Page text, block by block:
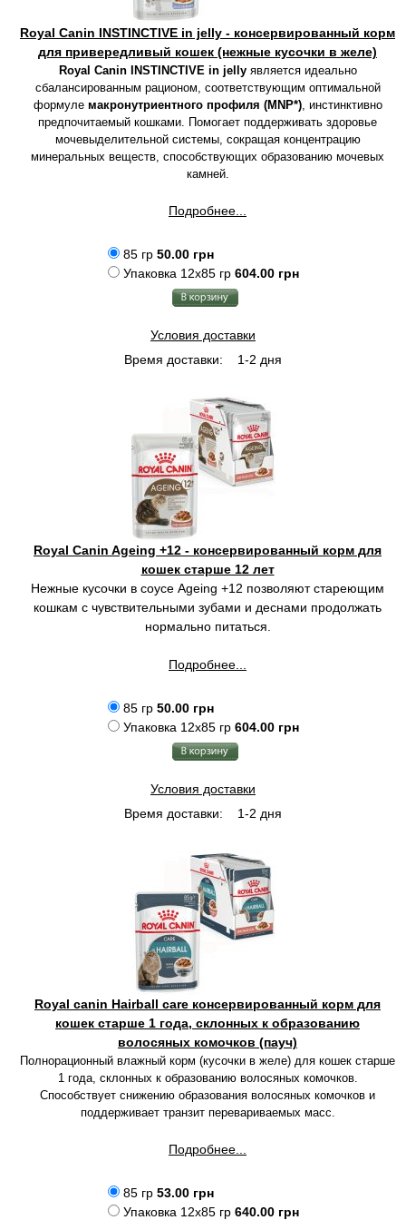
Royal Canin INSTINCTIVE in jelly - консервированный корм
для привередливый кошек (нежные кусочки в желе)
Royal Canin INSTINCTIVE in jellyявляется идеально
сбалансированным рационом, соответствующим оптимальной
формуле макронутриентного профиля (MNP*), инстинктивно
предпочитаемый кошками. Помогает поддерживать здоровье
мочевыделительной системы, сокращая концентрацию
минеральных веществ, способствующих образованию мочевых
камней.
Подробнее...
85 гр 50.00 грн
Упаковка 12x85 гр 604.00 грн
Условия доставки
Время доставки:
1-2 дня
Royal Canin Ageing +12 - консервированный корм для
кошек старше 12 лет
Нежные кусочки в соусе Ageing +12 позволяют стареющим
кошкам с чувствительными зубами и деснами продолжать
нормально питаться.
Подробнее...
85 гр 50.00 грн
Упаковка 12x85 гр 604.00 грн
Условия доставки
Время доставки:
1-2 дня
Royal canin Hairball care консервированный корм для
кошек старше 1 года, склонных к образованию
волосяных комочков (пауч)
Полнорационный влажный корм (кусочки в желе) для кошек старше
1 года, склонных к образованию волосяных комочков.
Способствует снижению образования волосяных комочков и
поддерживает транзит перевариваемых масс.
Подробнее...
85 гр 53.00 грн
Упаковка 12x85 гр 640.00 грн